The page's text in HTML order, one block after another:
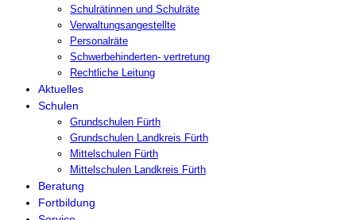
Schulrätinnen und Schulräte
Verwaltungsangestellte
Personalräte
Schwerbehinderten- vertretung
Rechtliche Leitung
Aktuelles
Schulen
Grundschulen Fürth
Grundschulen Landkreis Fürth
Mittelschulen Fürth
Mittelschulen Landkreis Fürth
Beratung
Fortbildung